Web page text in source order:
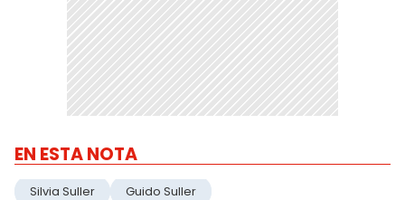
EN ESTA NOTA
Silvia Suller Guido Suller